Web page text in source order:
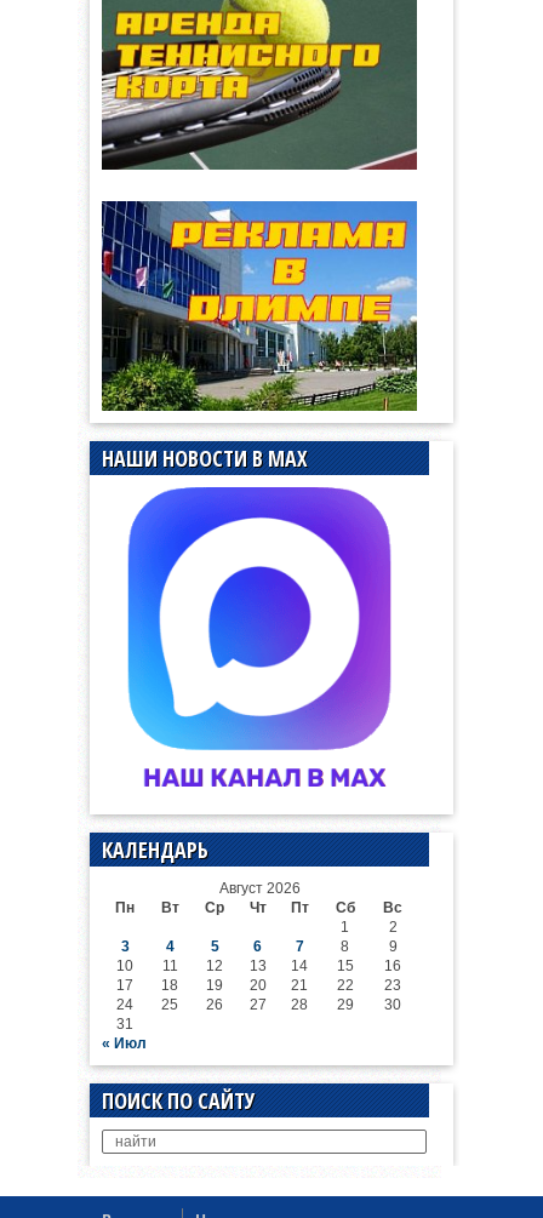
НАШИ НОВОСТИ В MAX
КАЛЕНДАРЬ
Август 2026
Пн
Вт Ср Чт Пт Сб
Вс
1
2
3
4 5 6 7 8
9
10
11 12 13 14 15
16
17
18 19 20 21 22
23
24
25 26 27 28 29
30
31
« Июл
ПОИСК ПО САЙТУ